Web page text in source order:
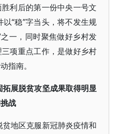
利后的第一份中央一号文
“稳”字当头，将不发生规
一，同时聚焦做好乡村发
项重点工作，是做好乡村
指南。
展脱贫攻坚成果取得明显
战
地区克服新冠肺炎疫情和